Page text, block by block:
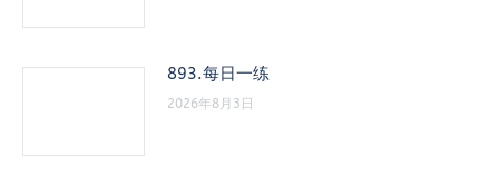
893.每日一练
2026年8月3日